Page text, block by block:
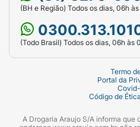
bucal.
(BH e Região) Todos os dias, 06h
(Todo Brasil) Todos os dias, 06h às
Termo
Portal da
Código de
A Drogaria Araujo S/A informa